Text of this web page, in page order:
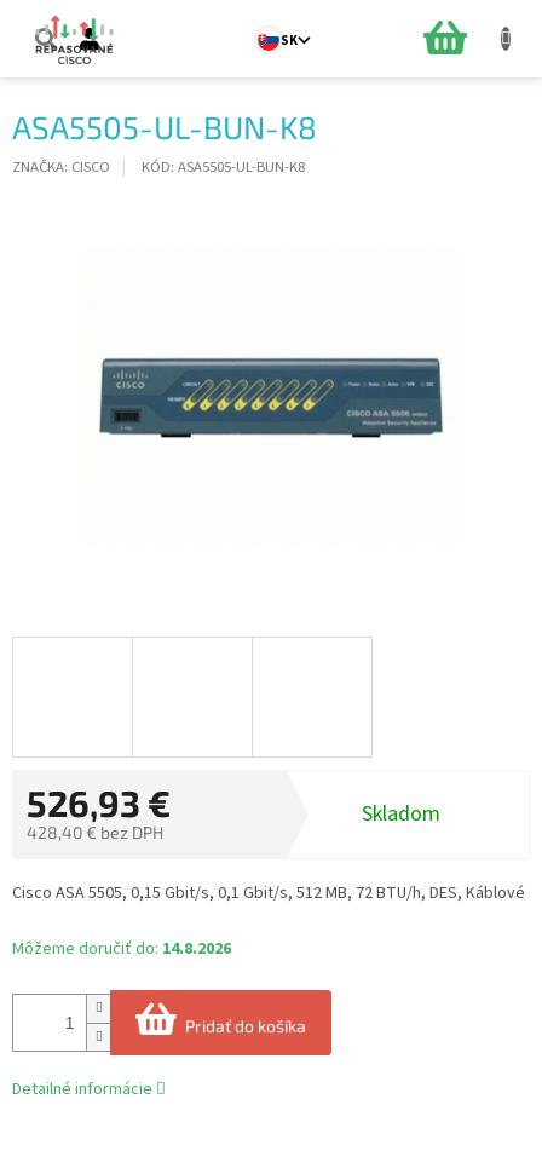
obsah
SK
ASA5505-UL-BUN-K8
ZNAČKA: CISCO KÓD: ASA5505-UL-BUN-K8
526,93 €
428,40 € bez DPH
cena:
Skladom
Môžeme doručiť do: 14.8.2026
Pridať do košíka
Cisco ASA 5505, 0,15 Gbit/s, 0,1 Gbit/s, 512 MB, 72 BTU/h, DES, Káblové
Detailné informácie